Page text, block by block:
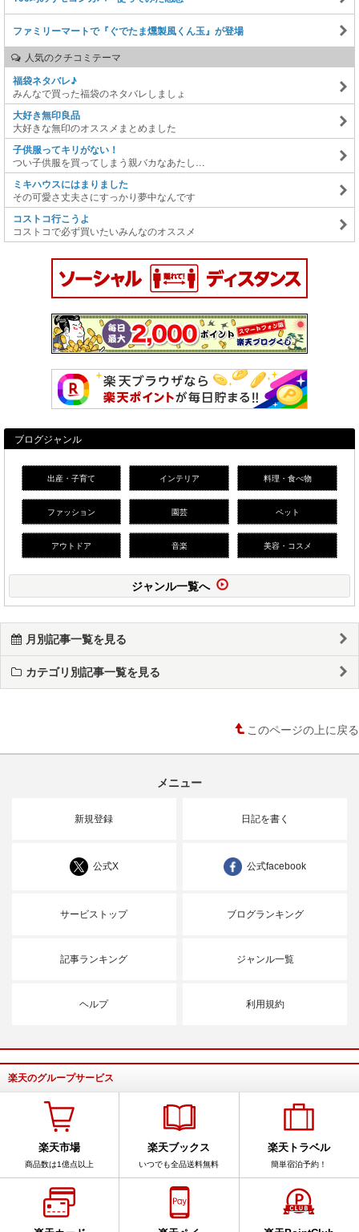
ファミリーマートで『ぐでたま燻製風くん玉』が登場
人気のクチコミテーマ
福袋ネタバレ♪
みんなで買った福袋のネタバレしましょ
大好き無印良品
大好きな無印のオススメまとめました
子供服ってキリがない！
つい子供服を買ってしまう親バカなあたし…
ミキハウスにはまりました
その可愛さ丈夫さにすっかり夢中なんです
コストコ行こうよ
コストコで必ず買いたいみんなのオススメ
ブログジャンル
出産・子育て インテリア 料理・食べ物
ファッション 園芸 ペット
アウトドア 音楽 美容・コスメ
ジャンル一覧へ
月別記事一覧を見る
カテゴリ別記事一覧を見る
このページの上に戻る
メニュー
新規登録 日記を書く
公式X 公式facebook
サービストップ ブログランキング
記事ランキング ジャンル一覧
ヘルプ 利用規約
楽天のグループサービス
楽天市場
商品数は1億点以上
楽天ブックス
いつでも全品送料無料
楽天トラベル
簡単宿泊予約！